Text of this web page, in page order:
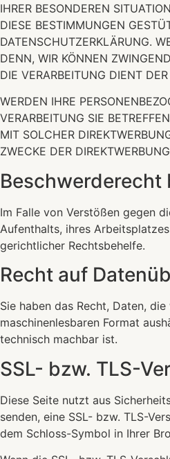
IHRER BESONDEREN
DIESE BESTIMMUNGEN
DATENSCHUTZERKLÄRUNG.
DENN, WIR KÖNNEN
DIE VERARBEITUNG DIENT
WERDEN IHRE
VERARBEITUNG SIE
MIT SOLCHER
ZWECKE DER
Im Falle von Verstößen gegen
Aufenthalts, ihres
gerichtlicher Rechtsbehelfe.
Recht auf
Sie haben das Recht, Daten,
maschinenlesbaren Format
technisch machbar ist.
SSL- bzw. TLS-
Diese Seite nutzt aus
senden, eine SSL- bzw. TLS-
dem Schloss-Symbol in Ihrer